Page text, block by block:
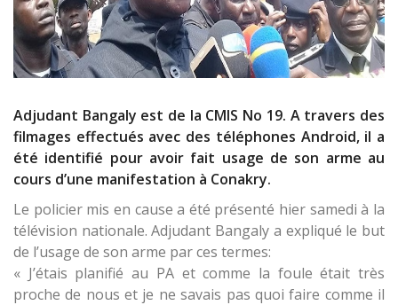
Adjudant Bangaly est de la CMIS No 19. A travers des
filmages effectués avec des téléphones Android, il a
été identifié pour avoir fait usage de son arme au
cours d’une manifestation à Conakry.
Le policier mis en cause a été présenté hier samedi à la
télévision nationale. Adjudant Bangaly a expliqué le but
de l’usage de son arme par ces termes:
« J’étais planifié au PA et comme la foule était très
proche de nous et je ne savais pas quoi faire comme il